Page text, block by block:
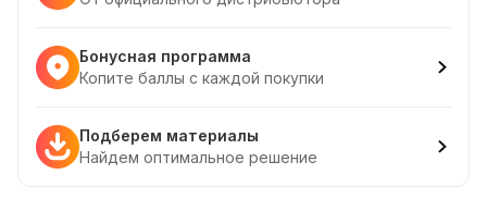
Бонусная программа
Копите баллы с каждой покупки
Подберем материалы
Найдем оптимальное решение